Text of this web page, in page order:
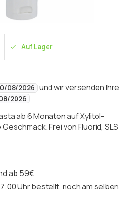
Auf Lager
08/2026 und wir versenden Ihre
2026
ab 6 Monaten auf Xylitol-
Frei von Fluorid, SLS
ab 59€
Uhr bestellt, noch am selben